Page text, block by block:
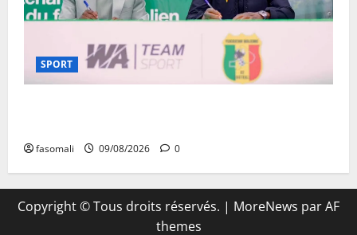
SPORT
fasomali 09/08/2026 0
Copyright © Tous droits réservés. | MoreNews par AF
themes